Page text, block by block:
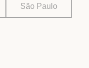
São Paulo